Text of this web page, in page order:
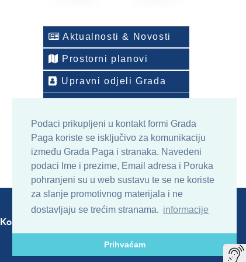
Podaci prikupljeni u kontakt formi Grada
Paga koriste se isključivo za komunikaciju
između Grada Paga i stranaka. Navedeni
podaci Ime i prezime, Email adresa i Poruka
pohranjeni su u web sustavu te se ne koriste
za slanje promotivnog materijala i ne
dostavljaju se trećim stranama. informacije
Prihvaćam
Aktualnosti & Novosti
Prostorni planovi
Upravni odjeli Grada
ONLINE arhiv sadržaja
Kontakt